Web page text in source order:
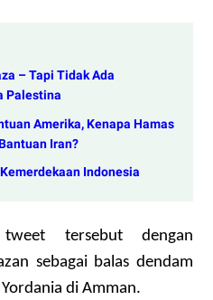
– Tapi Tidak Ada
Palestina
Amerika, Kenapa Hamas
Iran?
Indonesia
tweet tersebut dengan
sebagai balas dendam
di Amman.